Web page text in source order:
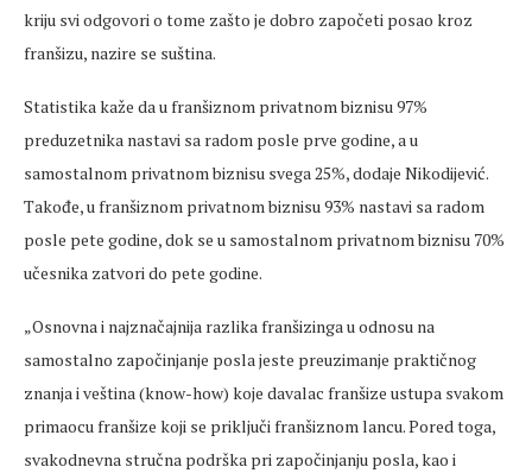
kriju svi odgovori o tome zašto je dobro započeti posao kroz
franšizu, nazire se suština.
Statistika kaže da u franšiznom privatnom biznisu 97%
preduzetnika nastavi sa radom posle prve godine, a u
samostalnom privatnom biznisu svega 25%, dodaje Nikodijević.
Takođe, u franšiznom privatnom biznisu 93% nastavi sa radom
posle pete godine, dok se u samostalnom privatnom biznisu 70%
učesnika zatvori do pete godine.
„Osnovna i najznačajnija razlika franšizinga u odnosu na
samostalno započinjanje posla jeste preuzimanje praktičnog
znanja i veština (know-how) koje davalac franšize ustupa svakom
primaocu franšize koji se priključi franšiznom lancu. Pored toga,
svakodnevna stručna podrška pri započinjanju posla, kao i